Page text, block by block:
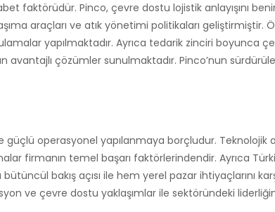
faktörüdür. Pinco, çevre dostu lojistik anlayışını
araçları ve atık yönetimi politikaları geliştirmiştir.
yapılmaktadır. Ayrıca tedarik zinciri boyunca
çözümler sunulmaktadır. Pinco’nun
operasyonel yapılanmaya borçludur. Teknolojik
firmanın temel başarı faktörlerindendir. Ayrıca
bakış açısı ile hem yerel pazar ihtiyaçlarını
ve çevre dostu yaklaşımlar ile sektöründeki